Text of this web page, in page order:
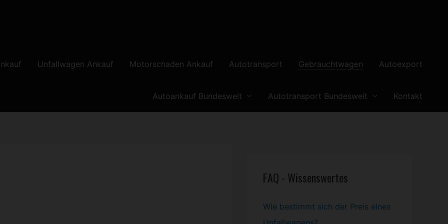
Unfallwagen Ankauf Motorschaden Ankauf Autotransport Gebrauchtwagen Autoexport
Autoankauf Bundesweit Autotransport Bundesweit Kontakt
FAQ - Wissenswertes
Wie bestimmt sich der Preis eines